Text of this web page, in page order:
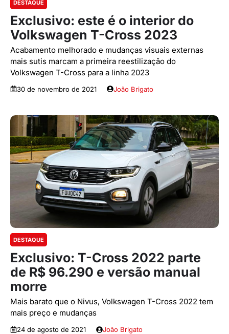
DESTAQUE
Exclusivo: este é o interior do
Volkswagen T-Cross 2023
Acabamento melhorado e mudanças visuais externas
mais sutis marcam a primeira reestilização do
Volkswagen T-Cross para a linha 2023
30 de novembro de 2021 João Brigato
DESTAQUE
Exclusivo: T-Cross 2022 parte
de R$ 96.290 e versão manual
morre
Mais barato que o Nivus, Volkswagen T-Cross 2022 tem
mais preço e mudanças
24 de agosto de 2021 João Brigato